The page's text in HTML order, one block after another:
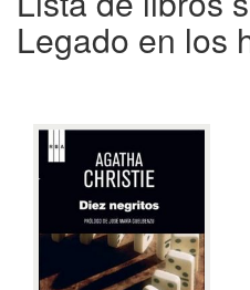
Legado en los